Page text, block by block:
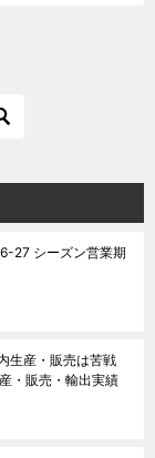
27 シーズン営業期
生産・販売は苦戦
・販売・輸出実績